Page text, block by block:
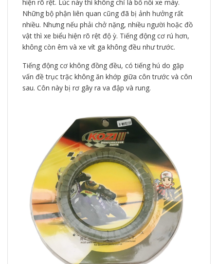
hiện rõ rệt. Lúc này thì không chỉ là bố nồi xe máy.
Những bộ phận liên quan cũng đã bị ảnh hưởng rất
nhiều. Nhưng nếu phải chở nặng, nhiều người hoặc đồ
vật thì xe biểu hiện rõ rệt độ ỳ. Tiếng động cơ rú hơn,
không còn êm và xe vít ga không đều như trước.
Tiếng động cơ không đồng đều, có tiếng hú do gặp
vấn đề trục trặc không ăn khớp giữa côn trước và côn
sau. Côn này bị rơ gây ra va đập và rung.